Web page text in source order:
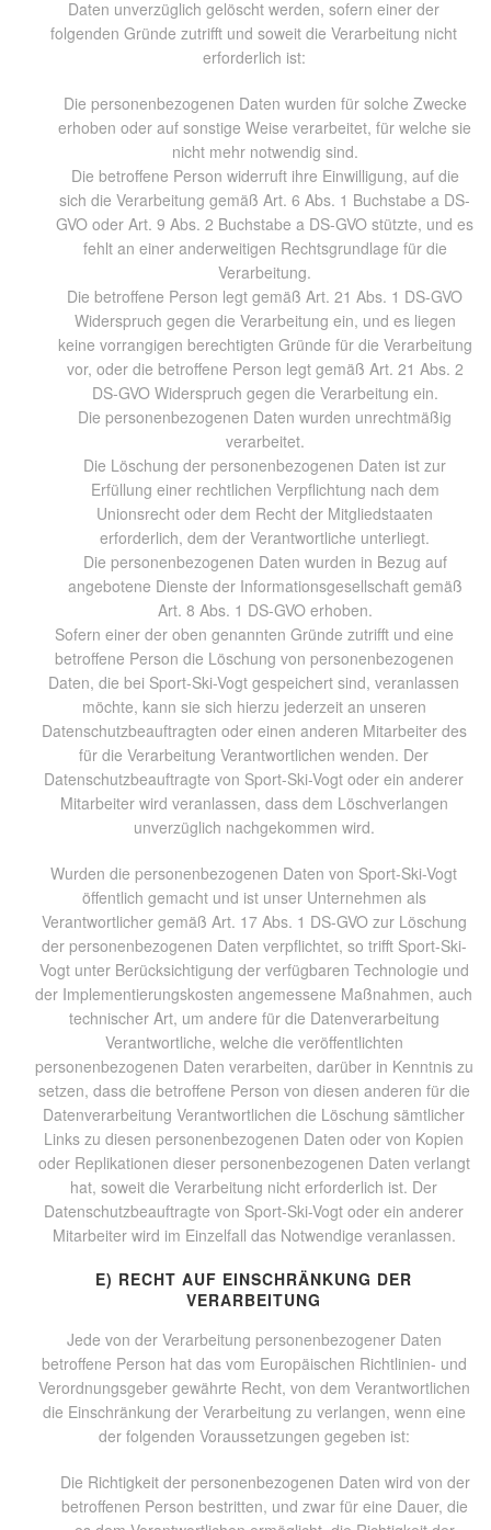
Daten unverzüglich gelöscht werden, sofern einer der
folgenden Gründe zutrifft und soweit die Verarbeitung nicht
erforderlich ist:
Die personenbezogenen Daten wurden für solche Zwecke
erhoben oder auf sonstige Weise verarbeitet, für welche sie
nicht mehr notwendig sind.
Die betroffene Person widerruft ihre Einwilligung, auf die
sich die Verarbeitung gemäß Art. 6 Abs. 1 Buchstabe a DS-
GVO oder Art. 9 Abs. 2 Buchstabe a DS-GVO stützte, und es
fehlt an einer anderweitigen Rechtsgrundlage für die
Verarbeitung.
Die betroffene Person legt gemäß Art. 21 Abs. 1 DS-GVO
Widerspruch gegen die Verarbeitung ein, und es liegen
keine vorrangigen berechtigten Gründe für die Verarbeitung
vor, oder die betroffene Person legt gemäß Art. 21 Abs. 2
DS-GVO Widerspruch gegen die Verarbeitung ein.
Die personenbezogenen Daten wurden unrechtmäßig
verarbeitet.
Die Löschung der personenbezogenen Daten ist zur
Erfüllung einer rechtlichen Verpflichtung nach dem
Unionsrecht oder dem Recht der Mitgliedstaaten
erforderlich, dem der Verantwortliche unterliegt.
Die personenbezogenen Daten wurden in Bezug auf
angebotene Dienste der Informationsgesellschaft gemäß
Art. 8 Abs. 1 DS-GVO erhoben.
Sofern einer der oben genannten Gründe zutrifft und eine
betroffene Person die Löschung von personenbezogenen
Daten, die bei Sport-Ski-Vogt gespeichert sind, veranlassen
möchte, kann sie sich hierzu jederzeit an unseren
Datenschutzbeauftragten oder einen anderen Mitarbeiter des
für die Verarbeitung Verantwortlichen wenden. Der
Datenschutzbeauftragte von Sport-Ski-Vogt oder ein anderer
Mitarbeiter wird veranlassen, dass dem Löschverlangen
unverzüglich nachgekommen wird.
Wurden die personenbezogenen Daten von Sport-Ski-Vogt
öffentlich gemacht und ist unser Unternehmen als
Verantwortlicher gemäß Art. 17 Abs. 1 DS-GVO zur Löschung
der personenbezogenen Daten verpflichtet, so trifft Sport-Ski-
Vogt unter Berücksichtigung der verfügbaren Technologie und
der Implementierungskosten angemessene Maßnahmen, auch
technischer Art, um andere für die Datenverarbeitung
Verantwortliche, welche die veröffentlichten
personenbezogenen Daten verarbeiten, darüber in Kenntnis zu
setzen, dass die betroffene Person von diesen anderen für die
Datenverarbeitung Verantwortlichen die Löschung sämtlicher
Links zu diesen personenbezogenen Daten oder von Kopien
oder Replikationen dieser personenbezogenen Daten verlangt
hat, soweit die Verarbeitung nicht erforderlich ist. Der
Datenschutzbeauftragte von Sport-Ski-Vogt oder ein anderer
Mitarbeiter wird im Einzelfall das Notwendige veranlassen.
E) RECHT AUF EINSCHRÄNKUNG DER
VERARBEITUNG
Jede von der Verarbeitung personenbezogener Daten
betroffene Person hat das vom Europäischen Richtlinien- und
Verordnungsgeber gewährte Recht, von dem Verantwortlichen
die Einschränkung der Verarbeitung zu verlangen, wenn eine
der folgenden Voraussetzungen gegeben ist:
Die Richtigkeit der personenbezogenen Daten wird von der
betroffenen Person bestritten, und zwar für eine Dauer, die